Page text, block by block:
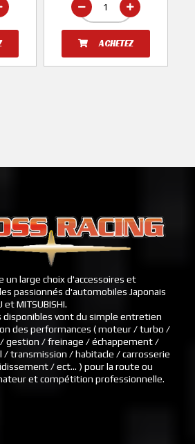
ACHETEZ
un large choix d'accessoires et
passionnés d'automobiles Japonais
MITSUBISHI.
disponibles vont du simple entretien
des performances ( moteur / turbo /
gestion / freinage / échappement /
/ transmission / habitacle / carrosserie
/ ect... ) pour la route ou
et compétition professionnelle.